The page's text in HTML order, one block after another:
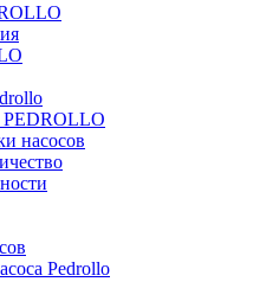
насосов
Pedrollo